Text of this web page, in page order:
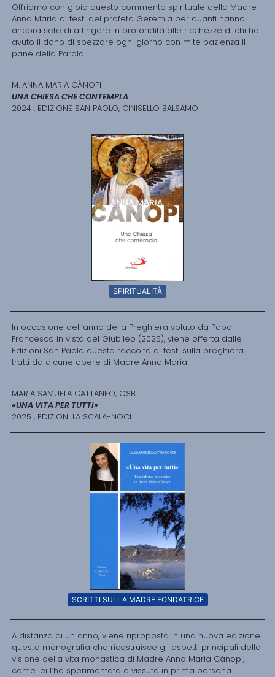
Offriamo con gioia questo commento spirituale della Madre
Anna Maria ai testi del profeta Geremia per quanti hanno
ancora sete di attingere in profondità alle ricchezze di chi ha
avuto il dono di spezzare ogni giorno con mite pazienza il
pane della Parola.
M. ANNA MARIA CÀNOPI
UNA CHIESA CHE CONTEMPLA
2024 , EDIZIONE SAN PAOLO, CINISELLO BALSAMO
SPIRITUALITÀ
In occasione dell’anno della Preghiera voluto da Papa
Francesco in vista del Giubileo (2025), viene offerta dalle
Edizioni San Paolo questa raccolta di testi sulla preghiera
tratti da alcune opere di Madre Anna Maria.
MARIA SAMUELA CATTANEO, OSB
«UNA VITA PER TUTTI»
2025 , EDIZIONI LA SCALA-NOCI
SCRITTI SULLA MADRE FONDATRICE
A distanza di un anno, viene riproposta in una nuova edizione
questa monografia che ricostruisce gli aspetti principali della
visione della vita monastica di Madre Anna Maria Cànopi,
come lei l’ha sperimentata e vissuta in prima persona.